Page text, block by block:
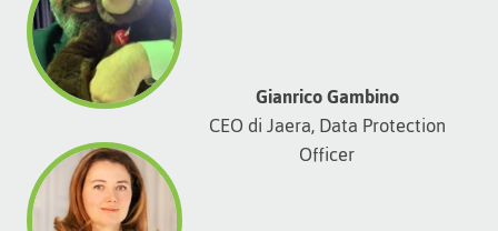
Gianrico Gambino
CEO di Jaera, Data Protection
Officer